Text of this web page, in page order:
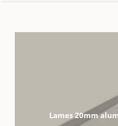
Lames 20mm